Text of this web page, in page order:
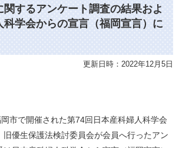
関するアンケート調査の結果およ
科学会からの宣言（福岡宣言）に
更新日時：2022年12月5日
市で開催された第74回日本産科婦人科学会
優生保護法検討委員会が会員へ行ったアン